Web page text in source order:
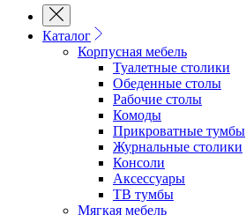
Каталог
Корпусная мебель
Туалетные столики
Обеденные cтолы
Рабочие столы
Комоды
Прикроватные тумбы
Журнальные столики
Консоли
Аксессуары
ТВ тумбы
Мягкая мебель